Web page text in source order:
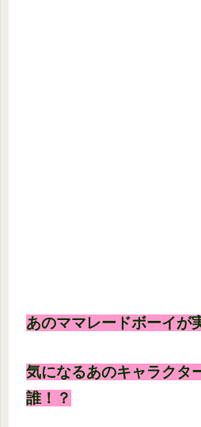
あのママレードボーイが
気になるあのキャラクタ
誰！？